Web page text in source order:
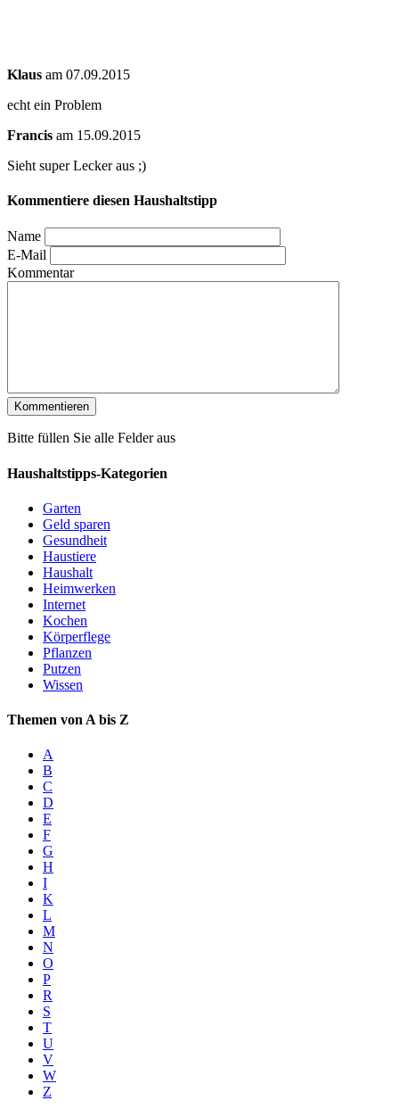
Klaus am 07.09.2015
echt ein Problem
Francis am 15.09.2015
Sieht super Lecker aus ;)
Kommentiere diesen Haushaltstipp
Name
E-Mail
Kommentar
Bitte füllen Sie alle Felder aus
Haushaltstipps-Kategorien
Garten
Geld sparen
Gesundheit
Haustiere
Haushalt
Heimwerken
Internet
Kochen
Körperflege
Pflanzen
Putzen
Wissen
Themen von A bis Z
A
B
C
D
E
F
G
H
I
K
L
M
N
O
P
R
S
T
U
V
W
Z